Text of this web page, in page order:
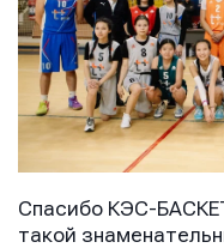
Спасибо КЭС-
такой